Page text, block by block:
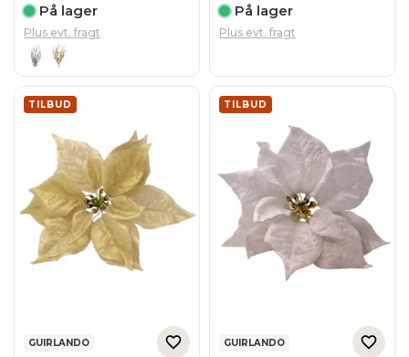
pris
var:
368,75 kr..
På lager
Plus evt. fragt
pris
var:
601,40 kr..
På lager
Plus evt. fragt
TILBUD
GUIRLANDO
TILBUD
GUIRLANDO